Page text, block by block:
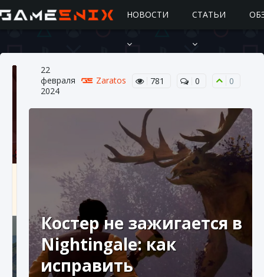
НОВОСТИ СТАТЬИ
Подробное руководство по получению
самоцветов Brawl Stars
10 августа 2024 2 685 0 1
22
февраля
2024
Zaratos 781 0 0
Костер не зажигается в
Nightingale: как
исправить